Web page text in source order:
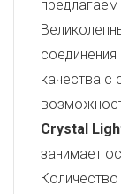
соединения
качества с
Crystal
занимает